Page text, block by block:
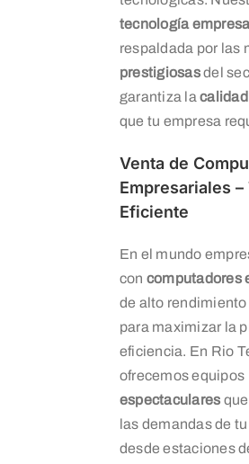
tecnología
respaldada por las
prestigiosasdel
garantiza lacalidad
que tu empresa
Venta de
Empresariales
Eficiente
En el mundo
con computadores
de alto rendimiento
para maximizar la
eficiencia. En Rio
ofrecemos equipos
espectaculares
las demandas de
desde estaciones